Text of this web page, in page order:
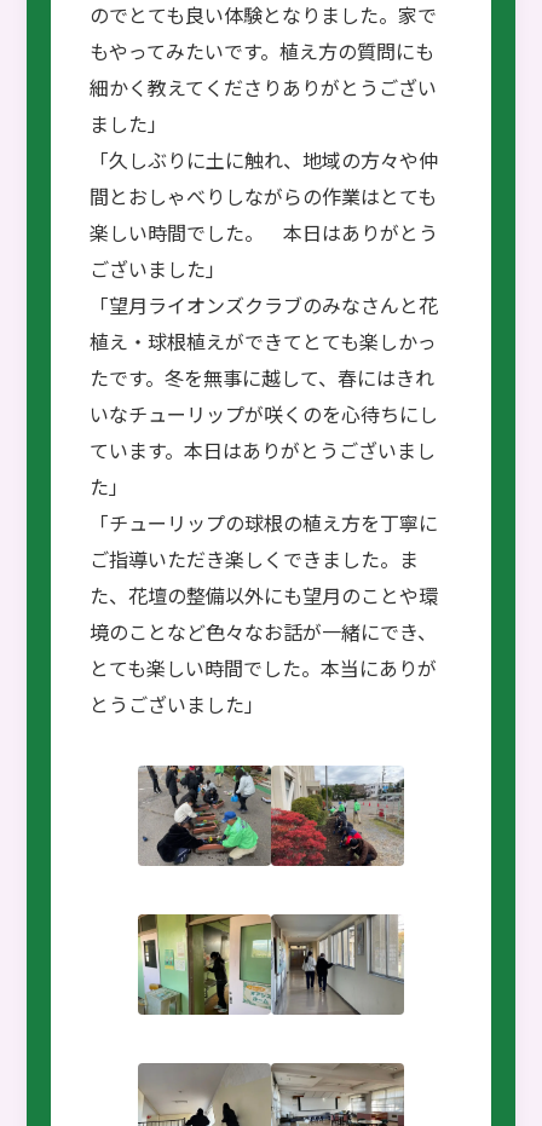
のでとても良い体験となりました。家で
もやってみたいです。植え方の質問にも
細かく教えてくださりありがとうござい
ました」
「久しぶりに土に触れ、地域の方々や仲
間とおしゃべりしながらの作業はとても
楽しい時間でした。 本日はありがとう
ございました」
「望月ライオンズクラブのみなさんと花
植え・球根植えができてとても楽しかっ
たです。冬を無事に越して、春にはきれ
いなチューリップが咲くのを心待ちにし
ています。本日はありがとうございまし
た」
「チューリップの球根の植え方を丁寧に
ご指導いただき楽しくできました。ま
た、花壇の整備以外にも望月のことや環
境のことなど色々なお話が一緒にでき、
とても楽しい時間でした。本当にありが
とうございました」